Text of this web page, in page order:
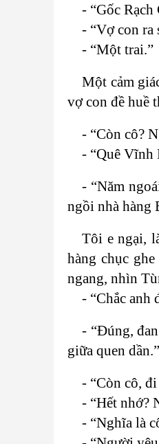
- “Gốc Rạch
- “Vợ con ra
- “Một trai.”
Một cảm
vợ con đề huề
- “Còn cô?
- “Quê Vĩnh
- “Năm
ngồi nhà hàng
Tôi e ngại,
hàng chục
ngang, nhìn
- “Chắc anh
- “Đúng,
giữa quen dần.”
- “Còn cô,
- “Hết nhớ?
- “Nghĩa là